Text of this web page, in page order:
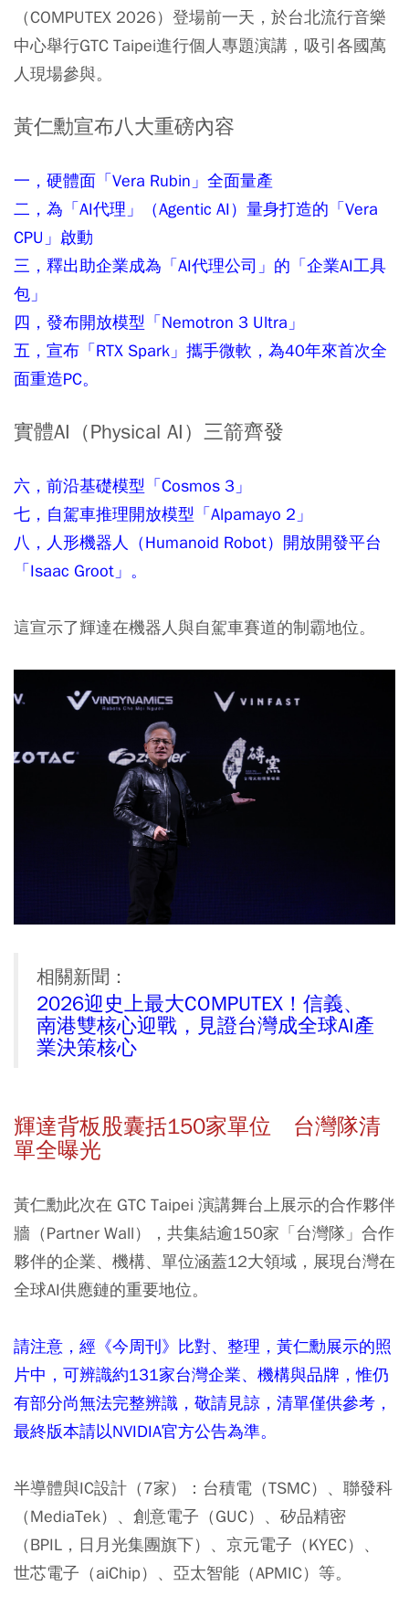
（COMPUTEX 2026）登場前一天，於台北流行音樂
中心舉行GTC Taipei進行個人專題演講，吸引各國萬
人現場參與。
黃仁勳宣布八大重磅內容
一，硬體面「Vera Rubin」全面量產
二，為「AI代理」（Agentic AI）量身打造的「Vera
CPU」啟動
三，釋出助企業成為「AI代理公司」的「企業AI工具
包」
四，發布開放模型「Nemotron 3 Ultra」
五，宣布「RTX Spark」攜手微軟，為40年來首次全
面重造PC。
實體AI（Physical AI）三箭齊發
六，前沿基礎模型「Cosmos 3」
七，自駕車推理開放模型「Alpamayo 2」
八，人形機器人（Humanoid Robot）開放開發平台
「Isaac Groot」。
這宣示了輝達在機器人與自駕車賽道的制霸地位。
相關新聞：
2026迎史上最大COMPUTEX！信義、
南港雙核心迎戰，見證台灣成全球AI產
業決策核心
輝達背板股囊括150家單位 台灣隊清
單全曝光
黃仁勳此次在 GTC Taipei 演講舞台上展示的合作夥伴
牆（Partner Wall），共集結逾150家「台灣隊」合作
夥伴的企業、機構、單位涵蓋12大領域，展現台灣在
全球AI供應鏈的重要地位。
請注意，經《今周刊》比對、整理，黃仁勳展示的照
片中，可辨識約131家台灣企業、機構與品牌，惟仍
有部分尚無法完整辨識，敬請見諒，清單僅供參考，
最終版本請以NVIDIA官方公告為準。
半導體與IC設計（7家）： 台積電（TSMC）、聯發科
（MediaTek）、創意電子（GUC）、矽品精密
（BPIL，日月光集團旗下）、京元電子（KYEC）、
世芯電子（aiChip）、亞太智能（APMIC）等。